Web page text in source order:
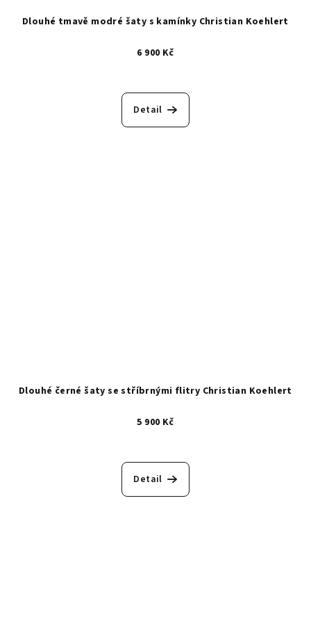
Dlouhé tmavě modré šaty s kamínky Christian Koehlert
6 900 Kč
Detail
Dlouhé černé šaty se stříbrnými flitry Christian Koehlert
5 900 Kč
Detail